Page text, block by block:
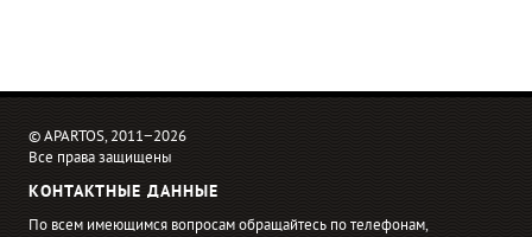
© APARTOS, 2011−2026
Все права защищены
КОНТАКТНЫЕ ДАННЫЕ
По всем имеющимся вопросам обращайтесь по телефонам,